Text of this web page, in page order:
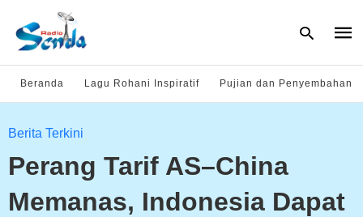
hit
Beranda Lagu Rohani Inspiratif Pujian dan Penyembahan
Berita Terkini
Perang Tarif AS–China
Memanas, Indonesia Dapat